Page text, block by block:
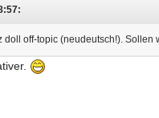
doll off-topic (neudeutsch!).